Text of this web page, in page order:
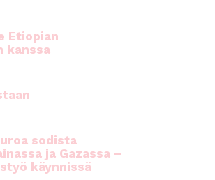
Etiopian
kanssa
sodista
ja Gazassa –
käynnissä